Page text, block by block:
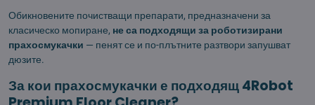
Обикновените почистващи препарати, предназначени за
класическо мопиране, не са подходящи за роботизирани
прахосмукачки — пенят се и по-плътните разтвори запушват
дюзите.
За кои прахосмукачки е подходящ 4Robot